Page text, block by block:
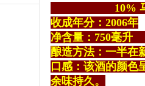
10% 马
收成年分：2006年
净含量：750毫升
酿造方法：一半在
口感：该酒的颜色
余味持久。